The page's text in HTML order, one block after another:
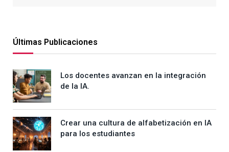
Últimas Publicaciones
Los docentes avanzan en la integración
de la IA.
Crear una cultura de alfabetización en IA
para los estudiantes